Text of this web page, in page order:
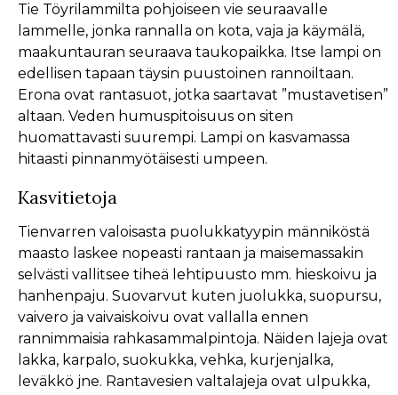
Tie Töyrilammilta pohjoiseen vie seuraavalle
lammelle, jonka rannalla on kota, vaja ja käymälä,
maakuntauran seuraava taukopaikka. Itse lampi on
edellisen tapaan täysin puustoinen rannoiltaan.
Erona ovat rantasuot, jotka saartavat ”mustavetisen”
altaan. Veden humuspitoisuus on siten
huomattavasti suurempi. Lampi on kasvamassa
hitaasti pinnanmyötäisesti umpeen.
Kasvitietoja
Tienvarren valoisasta puolukkatyypin männiköstä
maasto laskee nopeasti rantaan ja maisemassakin
selvästi vallitsee tiheä lehtipuusto mm. hieskoivu ja
hanhenpaju. Suovarvut kuten juolukka, suopursu,
vaivero ja vaivaiskoivu ovat vallalla ennen
rannimmaisia rahkasammalpintoja. Näiden lajeja ovat
lakka, karpalo, suokukka, vehka, kurjenjalka,
leväkkö jne. Rantavesien valtalajeja ovat ulpukka,